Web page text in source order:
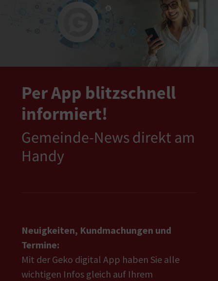
Per App blitzschnell
informiert!
Gemeinde-News direkt am
Handy
Neuigkeiten, Kundmachungen und
Termine:
Mit der Geko digital App haben Sie alle
wichtigen Infos gleich auf Ihrem